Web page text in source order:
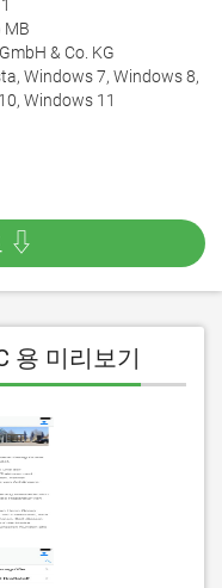
MB
& Co. KG
Windows 7, Windows 8,
Windows 11
⇩
용 미리보기